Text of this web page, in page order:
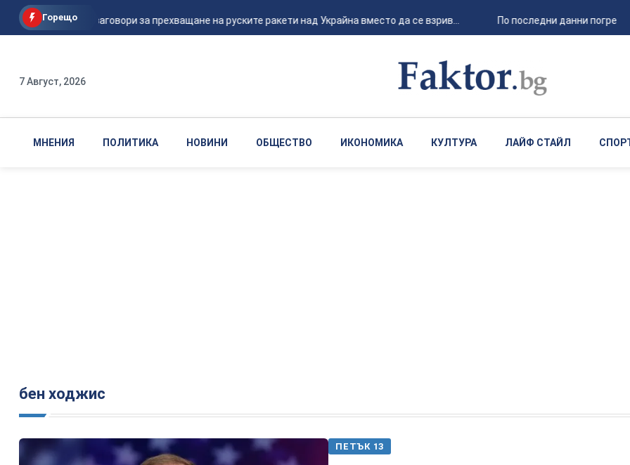
Горещо
Шикорски заговори за прехващане на руските ракети над Украйна вместо да се взрив... По последни данни
7 Август, 2026
МНЕНИЯ ПОЛИТИКА НОВИНИ ОБЩЕСТВО ИКОНОМИКА КУЛТУРА ЛАЙФ СТАЙЛ
бен ходжис
ПЕТЪК 13